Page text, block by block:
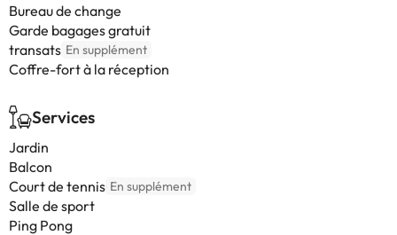
Bureau de change
Garde bagages gratuit
transats En supplément
Coffre-fort à la réception
Services
Jardin
Balcon
Court de tennis En supplément
Salle de sport
Ping Pong